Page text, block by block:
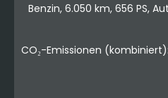
Benzin, 6.050 km, 656 PS,
CO₂-Emissionen